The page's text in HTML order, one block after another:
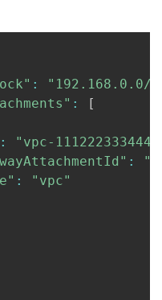
:
"192.168.0.0/
:
[
:
"vpc-
:
:
"vpc"